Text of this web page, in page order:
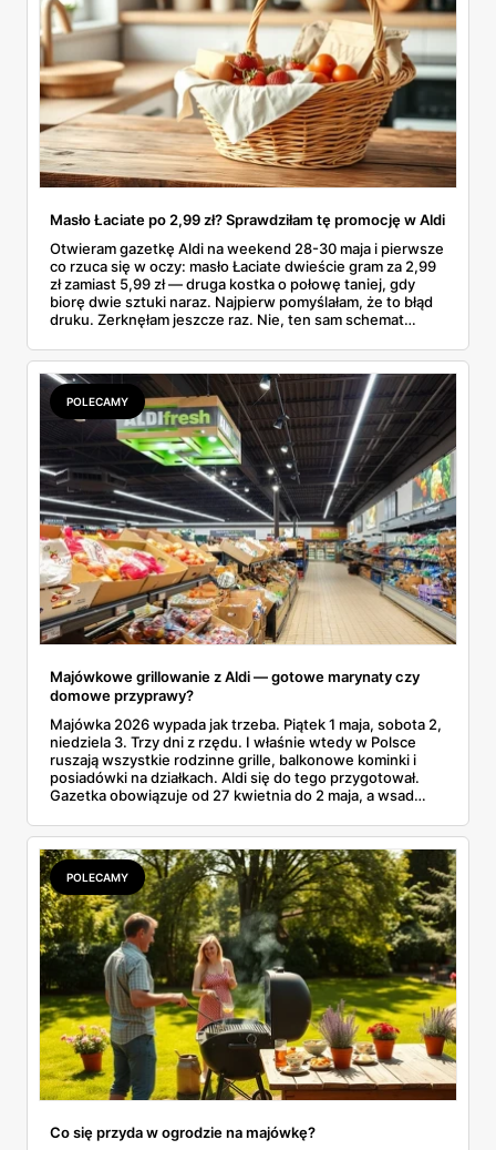
Masło Łaciate po 2,99 zł? Sprawdziłam tę promocję w Aldi
Otwieram gazetkę Aldi na weekend 28-30 maja i pierwsze
co rzuca się w oczy: masło Łaciate dwieście gram za 2,99
zł zamiast 5,99 zł — druga kostka o połowę taniej, gdy
biorę dwie sztuki naraz. Najpierw pomyślałam, że to błąd
druku. Zerknęłam jeszcze raz. Nie, ten sam schemat
80 gr), Toffifee 1+1 gratis i polskie truskawki po 9,99 zł.
Przejrzałam tę gazetkę od deski do deski i wybrałam
pozycje, które naprawdę robią różnicę — oraz takie, które
spokojnie da się pominąć.
POLECAMY
Majówkowe grillowanie z Aldi — gotowe marynaty czy
domowe przyprawy?
Majówka 2026 wypada jak trzeba. Piątek 1 maja, sobota 2,
niedziela 3. Trzy dni z rzędu. I właśnie wtedy w Polsce
ruszają wszystkie rodzinne grille, balkonowe kominki i
posiadówki na działkach. Aldi się do tego przygotował.
Gazetka obowiązuje od 27 kwietnia do 2 maja, a wsad
Polędwiczki paprykowe za 11,49 zł. Kiełbaski białe surowe.
Wygląda jak gotowy plan na grilla, bez męczenia się z
miską oleju, papryki i czosnku w czwartkowy wieczór.
Tylko jest haczyk. Czy gotowa marynata z lodówki
rzeczywiście da radę domowej, ze świeżego czosnku i
rozmarynu? Różnica w smaku potrafi zdziwić.
POLECAMY
Co się przyda w ogrodzie na majówkę?